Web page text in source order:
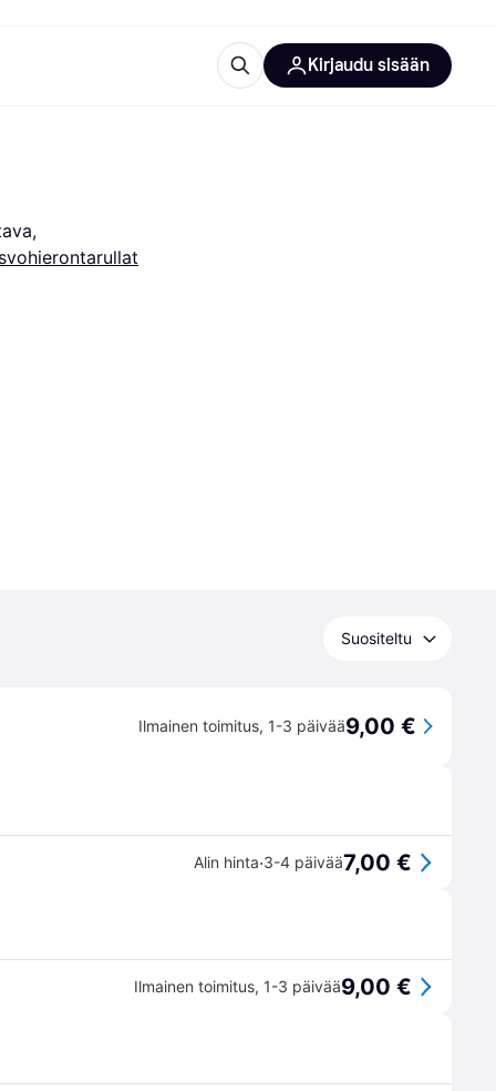
Kirjaudu sisään
Suositeltu
Ilmainen toimitus, 1-3 päivää9,00 €
Alin hinta·3-4 päivää7,00 €
Ilmainen toimitus, 1-3 päivää9,00 €